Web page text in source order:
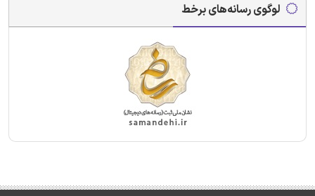
لوگوی رسانه‌های برخط